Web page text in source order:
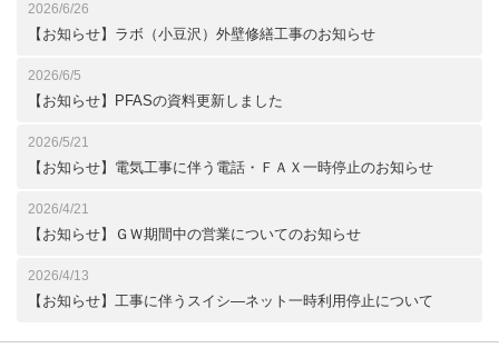
2026/6/26
【お知らせ】ラボ（小豆沢）外壁修繕工事のお知らせ
2026/6/5
【お知らせ】PFASの資料更新しました
2026/5/21
【お知らせ】電気工事に伴う電話・ＦＡＸ一時停止のお知らせ
2026/4/21
【お知らせ】ＧＷ期間中の営業についてのお知らせ
2026/4/13
【お知らせ】工事に伴うスイシ―ネット一時利用停止について